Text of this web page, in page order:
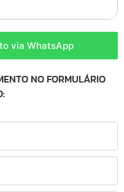
via WhatsApp
NO FORMULÁRIO